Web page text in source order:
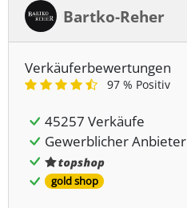
Bartko-Reher
Verkäuferbewertungen
97 % Positiv
45257 Verkäufe
Gewerblicher Anbieter
gold shop